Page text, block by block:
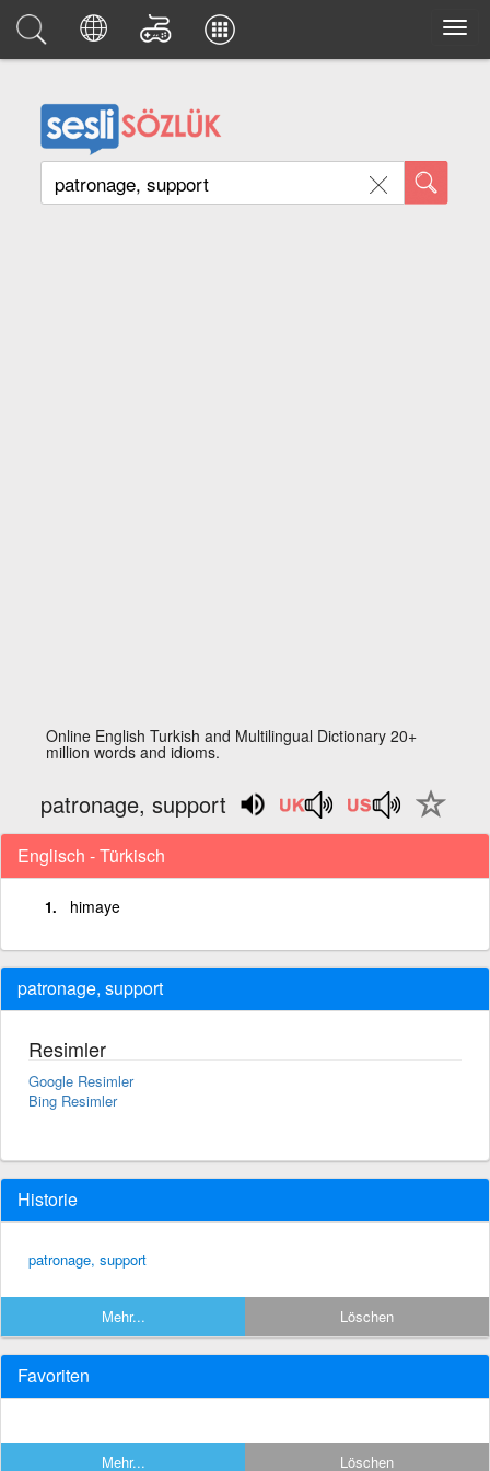
Online English Turkish and Multilingual Dictionary 20+
million words and idioms.
patronage, support
Englisch - Türkisch
himaye
patronage, support
Resimler
Google Resimler
Bing Resimler
Historie
patronage, support
Mehr... Löschen
Favoriten
Mehr... Löschen